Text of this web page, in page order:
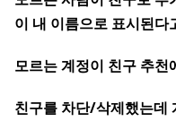
이 내 이름으로 표시된다
모르는 계정이 친구 추천
친구를 차단/삭제했는데